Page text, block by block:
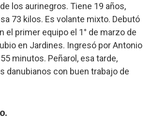
los aurinegros. Tiene 19 años,
73 kilos. Es volante mixto. Debutó
el primer equipo el 1° de marzo de
en Jardines. Ingresó por Antonio
minutos. Peñarol, esa tarde,
danubianos con buen trabajo de